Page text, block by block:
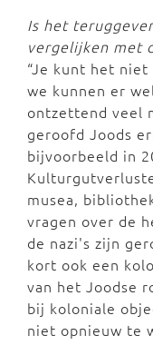
Is het
vergelijken met
“Je kunt het
we kunnen er
ontzettend veel
geroofd Joods
bijvoorbeeld in
musea,
vragen over de
de nazi's zijn
kort ook een
van het Joodse
bij koloniale
niet opnieuw te